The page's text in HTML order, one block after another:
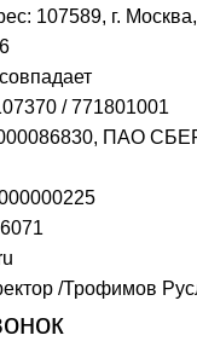
107589, г.
/771801001
, ПАО
/Трофимов